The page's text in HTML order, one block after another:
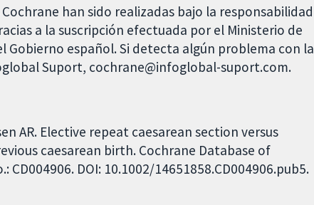
han sido realizadas bajo la responsabilidad
a la suscripción efectuada por el Ministerio de
Gobierno español. Si detecta algún problema con la
Suport, cochrane@infoglobal-suport.com.
AR. Elective repeat caesarean section versus
caesarean birth. Cochrane Database of
CD004906. DOI: 10.1002/14651858.CD004906.pub5.